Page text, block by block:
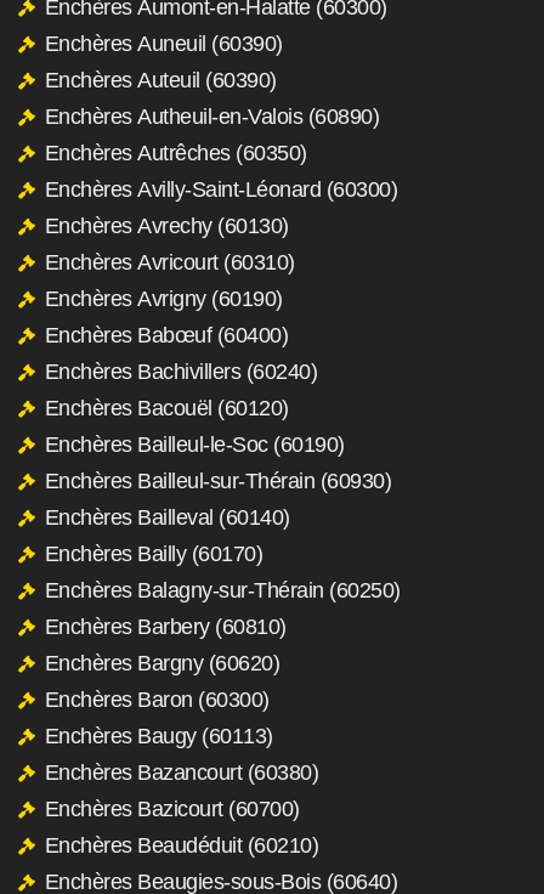
Enchères Aumont-en-Halatte (60300)
Enchères Auneuil (60390)
Enchères Auteuil (60390)
Enchères Autheuil-en-Valois (60890)
Enchères Autrêches (60350)
Enchères Avilly-Saint-Léonard (60300)
Enchères Avrechy (60130)
Enchères Avricourt (60310)
Enchères Avrigny (60190)
Enchères Babœuf (60400)
Enchères Bachivillers (60240)
Enchères Bacouël (60120)
Enchères Bailleul-le-Soc (60190)
Enchères Bailleul-sur-Thérain (60930)
Enchères Bailleval (60140)
Enchères Bailly (60170)
Enchères Balagny-sur-Thérain (60250)
Enchères Barbery (60810)
Enchères Bargny (60620)
Enchères Baron (60300)
Enchères Baugy (60113)
Enchères Bazancourt (60380)
Enchères Bazicourt (60700)
Enchères Beaudéduit (60210)
Enchères Beaugies-sous-Bois (60640)